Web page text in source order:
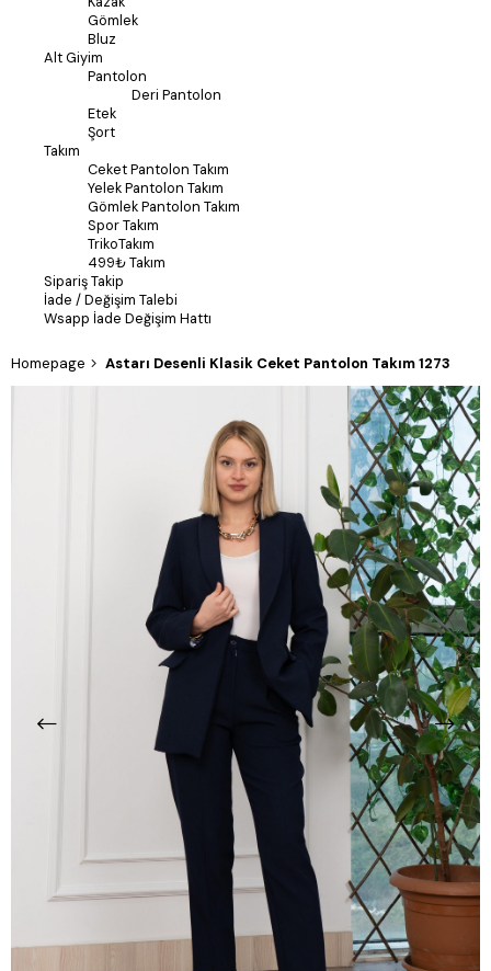
Gömlek
Bluz
Alt Giyim
Pantolon
Deri Pantolon
Etek
Şort
Takım
Ceket Pantolon Takım
Yelek Pantolon Takım
Gömlek Pantolon Takım
Spor Takım
TrikoTakım
499₺ Takım
Sipariş Takip
İade / Değişim Talebi
Wsapp İade Değişim Hattı
Homepage Astarı Desenli Klasik Ceket Pantolon Takım 1273